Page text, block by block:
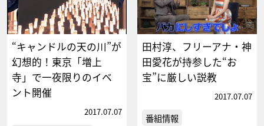
“キャンドルの天の川”が
幻想的！東京「増上
寺」で一夜限りのイベ
ント開催
2017.07.07
田村淳、フリーアナ・神
田愛花が持参した“お
宝”に厳しい説教
2017.07.07
番組情報